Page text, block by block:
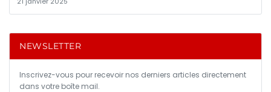
NEWSLETTER
Inscrivez-vous pour recevoir nos derniers articles directement
dans votre boîte mail.